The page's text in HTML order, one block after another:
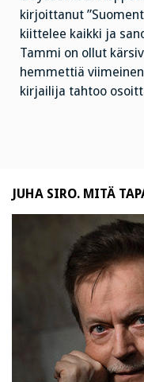
kirjoittanut
kiittelee kaikki ja
Tammi on ollut
hemmettiä
kirjailija tahtoo
JUHA SIRO. MITÄ